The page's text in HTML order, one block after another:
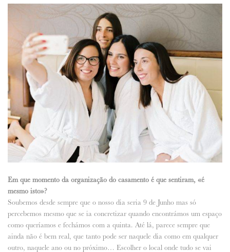
Em que momento da organização do casamento é que sentiram, «é
mesmo isto»?
Soubemos desde sempre que o nosso dia seria 9 de Junho mas só
percebemos mesmo que se ia concretizar quando encontrámos um espaço
como queríamos e fechámos com a quinta. Até lá, parece sempre que
ainda não é bem real, que tanto pode ser naquele dia como em qualquer
outro, naquele ano ou no próximo… Escolher o local onde tudo se vai